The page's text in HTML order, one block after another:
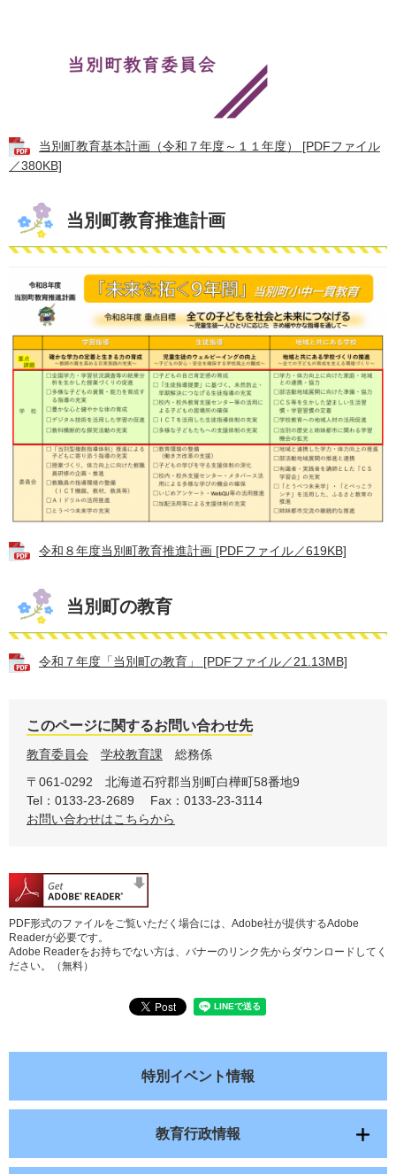
当別町教育基本計画（令和７年度～１１年度） [PDFファイル
／380KB]
当別町教育推進計画
令和８年度当別町教育推進計画 [PDFファイル／619KB]
当別町の教育
令和７年度「当別町の教育」 [PDFファイル／21.13MB]
このページに関するお問い合わせ先
教育委員会 学校教育課
総務係
〒061-0292
北海道石狩郡当別町白樺町58番地9
Tel：0133-23-2689
Fax：0133-23-3114
お問い合わせはこちらから
PDF形式のファイルをご覧いただく場合には、Adobe社が提供するAdobe
Readerが必要です。
Adobe Readerをお持ちでない方は、バナーのリンク先からダウンロードしてく
ださい。（無料）
特別イベント情報
教育行政情報